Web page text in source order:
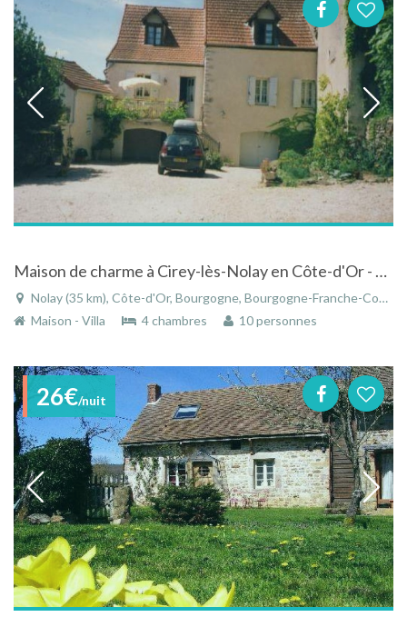
Maison de charme à Cirey-lès-Nolay en Côte-d'Or - Bourgogne à la campagne
Nolay (35 km), Côte-d'Or, Bourgogne, Bourgogne-Franche-Comté, France
Maison - Villa
4 chambres 10 personnes
26€/nuit